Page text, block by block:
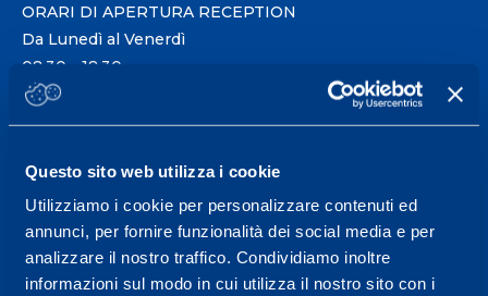
Questo sito web utilizza i cookie
Utilizziamo i cookie per personalizzare contenuti ed
annunci, per fornire funzionalità dei social media e per
analizzare il nostro traffico. Condividiamo inoltre
informazioni sul modo in cui utilizza il nostro sito con i
ORARI DI APERTURA RECEPTION
Da Lunedì al Venerdì
08.30 - 18.30
Centro servizi per l'alta
prestazione ed il
wellness.
Maggiori informazioni